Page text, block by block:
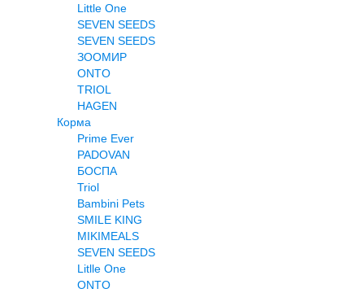
Little One
SEVEN SEEDS
SEVEN SEEDS
ЗООМИР
ONTO
TRIOL
HAGEN
Корма
Prime Ever
PADOVAN
БОСПА
Triol
Bambini Pets
SMILE KING
MIKIMEALS
SEVEN SEEDS
Litlle One
ONTO